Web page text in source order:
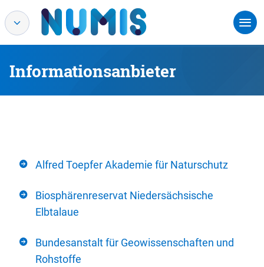
Informationsanbieter
Alfred Toepfer Akademie für Naturschutz
Biosphärenreservat Niedersächsische
Elbtalaue
Bundesanstalt für Geowissenschaften und
Rohstoffe